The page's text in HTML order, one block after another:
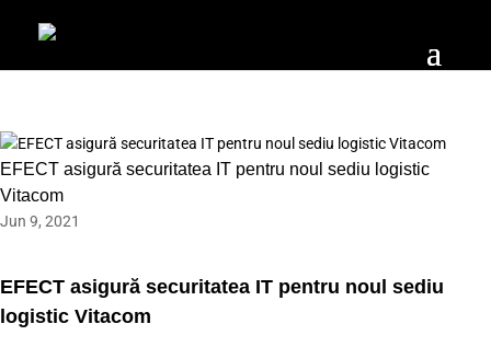
EFECT asigură securitatea IT pentru noul sediu logistic
Vitacom
Jun 9, 2021
EFECT asigură securitatea IT pentru noul sediu
logistic Vitacom